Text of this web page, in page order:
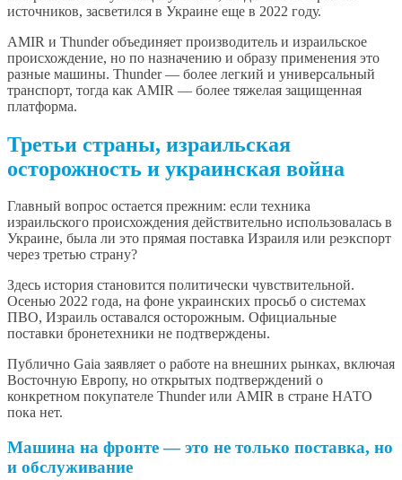
источников, засветился в Украине еще в 2022 году.
AMIR и Thunder объединяет производитель и израильское
происхождение, но по назначению и образу применения это
разные машины. Thunder — более легкий и универсальный
транспорт, тогда как AMIR — более тяжелая защищенная
платформа.
Третьи страны, израильская
осторожность и украинская война
Главный вопрос остается прежним: если техника
израильского происхождения действительно использовалась в
Украине, была ли это прямая поставка Израиля или реэкспорт
через третью страну?
Здесь история становится политически чувствительной.
Осенью 2022 года, на фоне украинских просьб о системах
ПВО, Израиль оставался осторожным. Официальные
поставки бронетехники не подтверждены.
Публично Gaia заявляет о работе на внешних рынках, включая
Восточную Европу, но открытых подтверждений о
конкретном покупателе Thunder или AMIR в стране НАТО
пока нет.
Машина на фронте — это не только поставка, но
и обслуживание